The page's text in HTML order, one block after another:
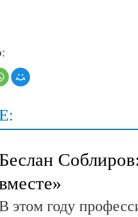
Беслан
этом году